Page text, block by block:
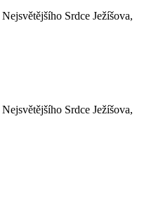
Srdce Ježíšova,
Srdce Ježíšova,